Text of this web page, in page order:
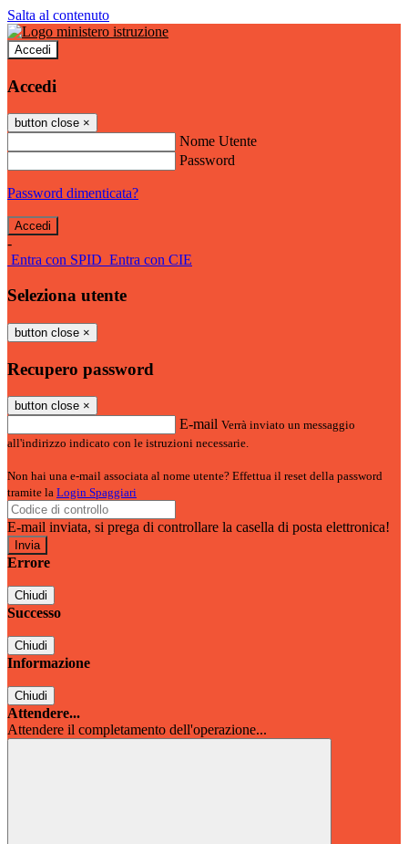
Salta al contenuto
Accedi
Accedi
button close ×
Nome Utente
Password
Password dimenticata?
-
Entra con SPID Entra con CIE
Seleziona utente
button close ×
Recupero password
button close ×
E-mail Verrà inviato un messaggio
all'indirizzo indicato con le istruzioni necessarie.
Non hai una e-mail associata al nome utente? Effettua il reset della password
tramite la Login Spaggiari
E-mail inviata, si prega di controllare la casella di posta elettronica!
Errore
Chiudi
Successo
Chiudi
Informazione
Chiudi
Attendere...
Attendere il completamento dell'operazione...